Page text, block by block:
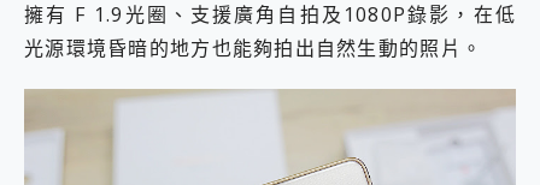
擁有 F 1.9光圈、支援廣角自拍及1080P錄影，在低
光源環境昏暗的地方也能夠拍出自然生動的照片。